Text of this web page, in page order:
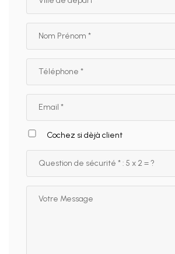
Cochez si dèjà client